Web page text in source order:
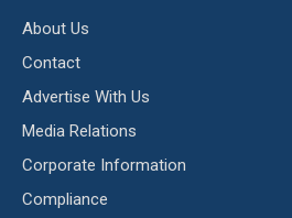
About Us
Contact
Advertise With Us
Media Relations
Corporate Information
Compliance